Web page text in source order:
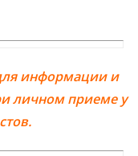
информации и
личном приеме у